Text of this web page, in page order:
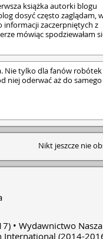
książka autorki blogu
dosyć często zaglądam,
informacji zaczerpniętych z
mówiąc spodziewałam
wciągającego w świat
przewodni kołdry Dear
• Nie
między bohaterami. W
zdaniu można znaleźć
• Umieszczany w
wypowiedziami. •
jest ładna okładka,
nadzieję, że następna
Nie tylko dla fanów robótek
niej oderwać aż do samego
Nikt jeszcze nie
Wydawnictwo
International (2014-